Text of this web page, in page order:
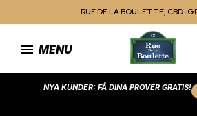
RUE DE LA BOULETTE, CBD-
MENU
NYA KUNDER: FÅ DINA PROVER GRATIS!